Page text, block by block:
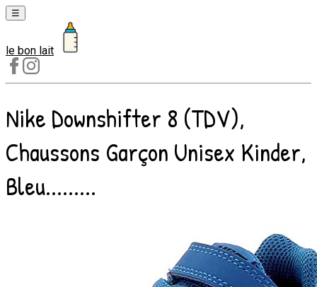
☰
Laits
1er
âge
Laits
2e
âge
de
le bon lait
Nike Downshifter 8 (TDV),
Chaussons Garçon Unisex Kinder,
Bleu.........